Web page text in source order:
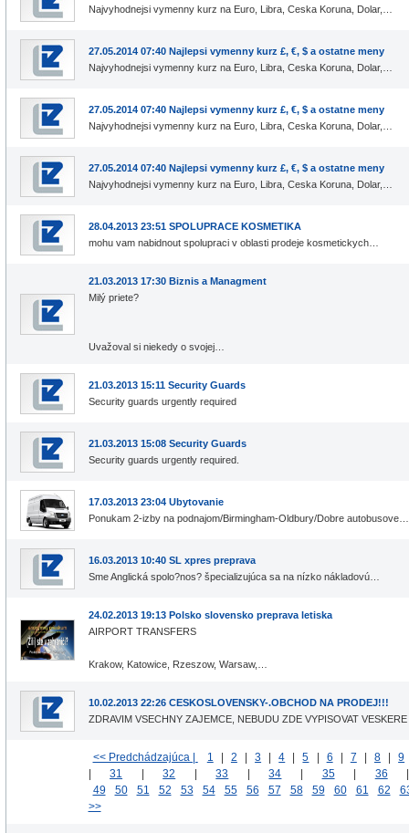
Najvyhodnejsi vymenny kurz na Euro, Libra, Ceska Koruna, Dolar,…
27.05.2014 07:40 Najlepsi vymenny kurz £, €, $ a ostatne meny
Najvyhodnejsi vymenny kurz na Euro, Libra, Ceska Koruna, Dolar,…
27.05.2014 07:40 Najlepsi vymenny kurz £, €, $ a ostatne meny
Najvyhodnejsi vymenny kurz na Euro, Libra, Ceska Koruna, Dolar,…
27.05.2014 07:40 Najlepsi vymenny kurz £, €, $ a ostatne meny
Najvyhodnejsi vymenny kurz na Euro, Libra, Ceska Koruna, Dolar,…
28.04.2013 23:51 SPOLUPRACE KOSMETIKA
mohu vam nabidnout spolupraci v oblasti prodeje kosmetickych…
21.03.2013 17:30 Biznis a Managment
Milý priete?
Uvažoval si niekedy o svojej…
21.03.2013 15:11 Security Guards
Security guards urgently required
21.03.2013 15:08 Security Guards
Security guards urgently required.
17.03.2013 23:04 Ubytovanie
Ponukam 2-izby na podnajom/Birmingham-Oldbury/Dobre autobusove…
16.03.2013 10:40 SL xpres preprava
Sme Anglická spolo?nos? špecializujúca sa na nízko nákladovú…
24.02.2013 19:13 Polsko slovensko preprava letiska
AIRPORT TRANSFERS
Krakow, Katowice, Rzeszow, Warsaw,…
10.02.2013 22:26 CESKOSLOVENSKY-.OBCHOD NA PRODEJ!!!
ZDRAVIM VSECHNY ZAJEMCE, NEBUDU ZDE VYPISOVAT
<< Predchádzajúca | 1 2 3 4 5 6 7 8
9
31 32 33 34 35 36
49
50 51 52 53 54 55 56 57 58 59 60 61 62
>>